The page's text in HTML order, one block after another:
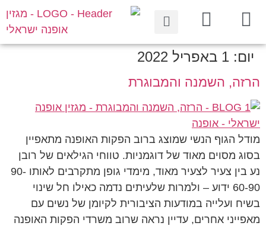
יום: 1 באפריל 2022
הרזה, השמנה והמבוגרת
מודל הגוף הנשי שמוצג ברוב הפקות האופנה מתאפיין
בסוג מסוים מאוד של דוגמניות. טווחי הגילאים של רובן
נע בין צעיר לצעיר מאוד, מימדי גופן מתקרבים לאותו 90-
60-90 ידוע – ולמרות שלעיתים נדמה כאילו חל שינוי
בשיח ועלייה במודעות הציבורית לקיומן של נשים עם
מאפייני אחרים, עדיין נראה שרוב משרדי הפקות האופנה